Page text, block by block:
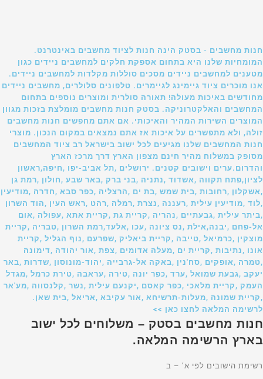
חנות מחשבים - בסטק הינה חנות לציוד מחשבים באינטרנט.
המומחיות שלנו היא בתחום אספקת חלקים למחשבים ניידים כגון
מטענים למחשבים ניידים מסכים סוללות מקלדות למחשבים ניידים.
אנו מוכרים ציוד גיימינג לגיימרים. טלפונים סלולרים, מחשבים ניידים
מחודשים באיכות מעולה! תאורה סולרית ומוצרים נוספים בתחום
המחשבים והאלקטרוניקה. בסטק חנות מחשבים מומלצת בזכות מגוון
המוצרים השירות המהיר והאיכותי. אם אתם מחפשים חנות מחשבים
זולה, ולא מתפשרים על איכות אז אתם נמצאים במקום הנכון. מוצרי
חנות המחשבים שלנו מגיעים לכל ישוב בישראל רב ציוד המחשבים
מסופק במשלוח מהיר חינם מצפון הארץ דרך מרכז הארץ
והדרום.ערים וישובים קטנים. ירושלים ,תל אביב-יפו ,חיפה,ראשון
לציון,פתח תקווה ,אשדוד ,נתניה ,בני ברק ,באר שבע ,חולון ,רמת גן
,אשקלון ,רחובות ,בית שמש ,בת ים ,הרצליה ,כפר סבא ,חדרה ,מודיעין
,לוד ,מודיעין עילית ,רעננה ,נצרת ,רמלה ,רהט ,ראש העין ,הוד השרון
,ביתר עילית ,גבעתיים ,נהריה ,קריית גת ,קריית אתא ,עפולה ,אום
אל-פחם ,יבנה,אילת ,נס ציונה ,עכו ,אלעד,רמת השרון ,טבריה ,קריית
מוצקין ,כרמיאל ,טייבה ,קריית ביאליק ,שפרעם ,נוף הגליל ,קריית
אונו ,נתיבות ,קריית ים ,מעלה אדומים ,צפת ,אור יהודה ,דימונה
,טמרה ,אופקים ,סח'נין ,באקה אל-גרבייה ,יהוד-מונוסון ,שדרות ,באר
יעקב ,גבעת שמואל ,ערד ,כפר יונה ,טירה ,עראבה ,טירת כרמל ,מגדל
העמק ,קריית מלאכי ,כפר קאסם ,יקנעם עילית ,נשר ,קלנסווה ,מע'אר
,קריית שמונה ,מעלות-תרשיחא ,אור עקיבא ,אריאל ,בית שאן.
לרשימה המלאה לחצו כאן >>
חנות מחשבים בסטק – משלוחים לכל ישוב
בארץ הרשימה המלאה.
רשימת הישובים לפי א’ – ב